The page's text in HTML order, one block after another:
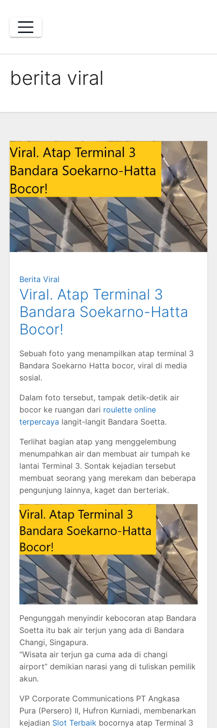
content
berita viral
Berita Viral
Viral. Atap Terminal 3
Bandara Soekarno-Hatta
Bocor!
Sebuah foto yang menampilkan atap terminal 3
Bandara Soekarno Hatta bocor, viral di media
sosial.
Dalam foto tersebut, tampak detik-detik air
bocor ke ruangan dari roulette online
terpercaya langit-langit Bandara Soetta.
Terlihat bagian atap yang menggelembung
menumpahkan air dan membuat air tumpah ke
lantai Terminal 3. Sontak kejadian tersebut
membuat seorang yang merekam dan beberapa
pengunjung lainnya, kaget dan berteriak.
Pengunggah menyindir kebocoran atap Bandara
Soetta itu bak air terjun yang ada di Bandara
Changi, Singapura.
“Wisata air terjun ga cuma ada di changi
airport” demikian narasi yang di tuliskan pemilik
akun.
VP Corporate Communications PT Angkasa
Pura (Persero) II, Hufron Kurniadi, membenarkan
kejadian Slot Terbaik bocornya atap Terminal 3